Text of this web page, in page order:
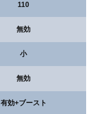
110
無効
小
無効
有効+ブースト